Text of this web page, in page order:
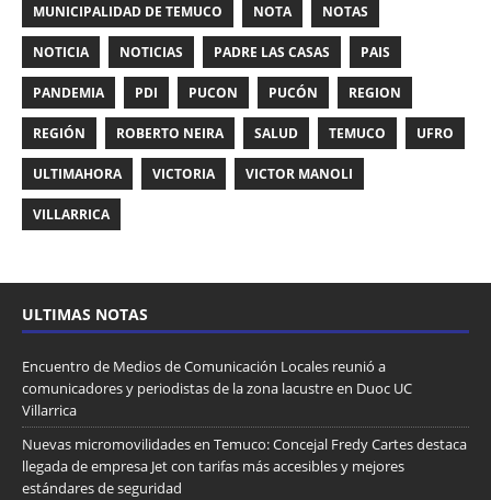
MUNICIPALIDAD DE TEMUCO NOTA NOTAS
NOTICIA NOTICIAS PADRE LAS CASAS PAIS
PANDEMIA PDI PUCON PUCÓN REGION
REGIÓN ROBERTO NEIRA SALUD TEMUCO UFRO
ULTIMAHORA VICTORIA VICTOR MANOLI
VILLARRICA
ULTIMAS NOTAS
Encuentro de Medios de Comunicación Locales reunió a
comunicadores y periodistas de la zona lacustre en Duoc UC
Villarrica
Nuevas micromovilidades en Temuco: Concejal Fredy Cartes destaca
llegada de empresa Jet con tarifas más accesibles y mejores
estándares de seguridad